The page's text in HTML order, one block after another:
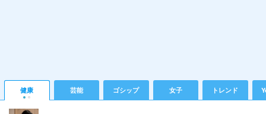
健康 芸能 ゴシップ 女子 トレンド